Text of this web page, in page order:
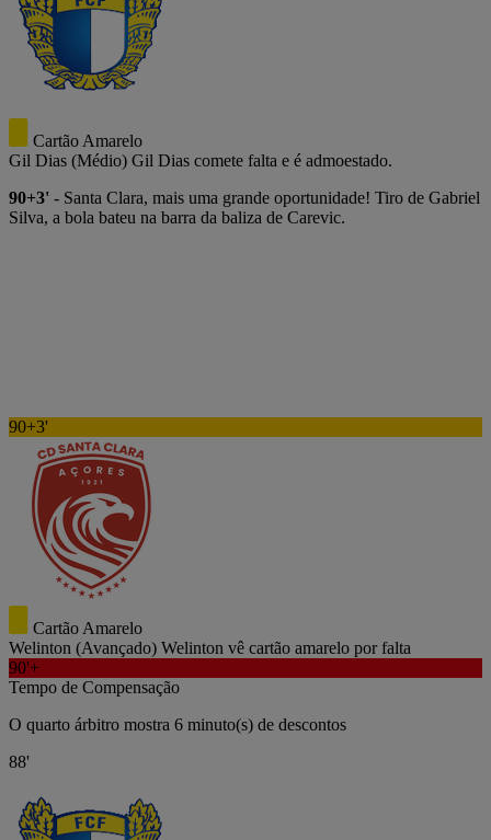
Cartão Amarelo
Gil Dias (Médio) Gil Dias comete falta e é admoestado.
90+3' - Santa Clara, mais uma grande oportunidade! Tiro de Gabriel
Silva, a bola bateu na barra da baliza de Carevic.
90+3'
Cartão Amarelo
Welinton (Avançado) Welinton vê cartão amarelo por falta
90'+
Tempo de Compensação
O quarto árbitro mostra 6 minuto(s) de descontos
88'